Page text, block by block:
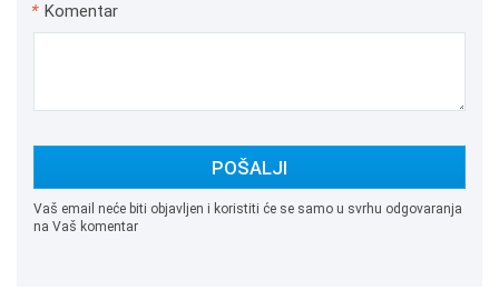
* Komentar
POŠALJI
Vaš email neće biti objavljen i koristiti će se samo u svrhu odgovaranja
na Vaš komentar